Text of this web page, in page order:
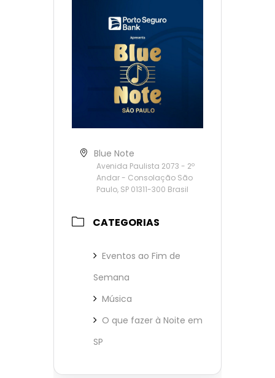
Blue Note
Avenida Paulista 2073 - 2º
Andar - Consolação São
Paulo, SP 01311-300 Brasil
CATEGORIAS
Eventos ao Fim de
Semana
Música
O que fazer à Noite em
SP